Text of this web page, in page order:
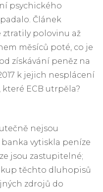
psychického
Článek
polovinu až
měsíců poté, co je
získávání peněz na
k jejich nesplácení
které ECB utrpěla?
nejsou
vytiskla peníze
jsou zastupitelné;
těchto dluhopisů
zdrojů do